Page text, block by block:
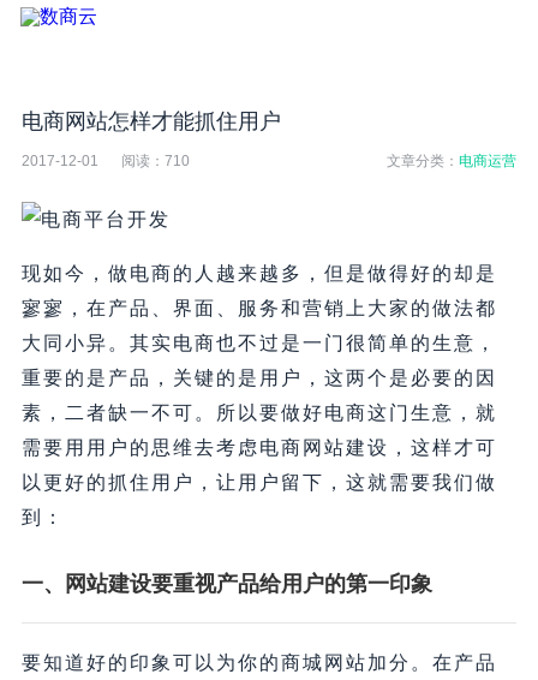
电商网站怎样才能抓住用户
2017-12-01 阅读： 710 文章分类：电商运营
现如今，做电商的人越来越多，但是做得好的却是
寥寥，在产品、界面、服务和营销上大家的做法都
大同小异。其实电商也不过是一门很简单的生意，
重要的是产品，关键的是用户，这两个是必要的因
素，二者缺一不可。所以要做好电商这门生意，就
需要用用户的思维去考虑电商网站建设，这样才可
以更好的抓住用户，让用户留下，这就需要我们做
到：
一、网站建设要重视产品给用户的第一印象
要知道好的印象可以为你的商城网站加分。在产品